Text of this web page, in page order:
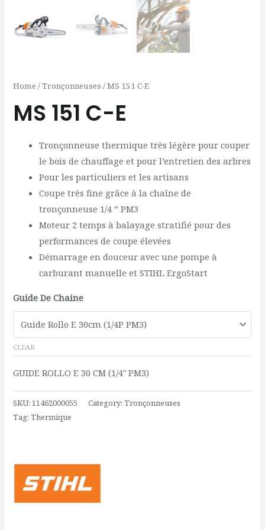
Home /Tronçonneuses / MS 151 C-E
MS 151 C-E
Tronçonneuse thermique très légère pour couper
le bois de chauffage et pour l’entretien des arbres
Pour les particuliers et les artisans
Coupe très fine grâce à la chaîne de
tronçonneuse 1/4 ” PM3
Moteur 2 temps à balayage stratifié pour des
performances de coupe élevées
Démarrage en douceur avec une pompe à
carburant manuelle et STIHL ErgoStart
Guide De Chaine
CLEAR
GUIDE ROLLO E 30 CM (1/4″ PM3)
SKU:11462000055 Category:Tronçonneuses
Tag:Thermique